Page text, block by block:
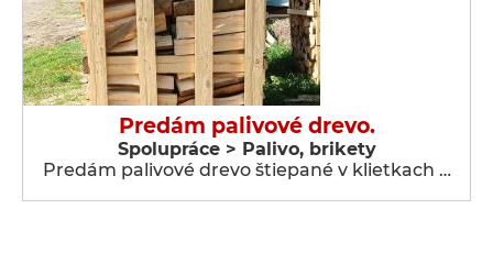
Predám palivové drevo.
Spolupráce > Palivo, brikety
Predám palivové drevo štiepané v klietkach …